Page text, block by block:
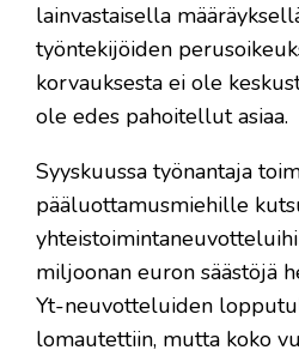
lainvastaisella
työntekijöiden
korvauksesta ei ole
ole edes pahoitellut asiaa.
Syyskuussa työnantaja
pääluottamusmiehille
miljoonan euron säästöjä
Yt-neuvotteluiden
lomautettiin, mutta koko